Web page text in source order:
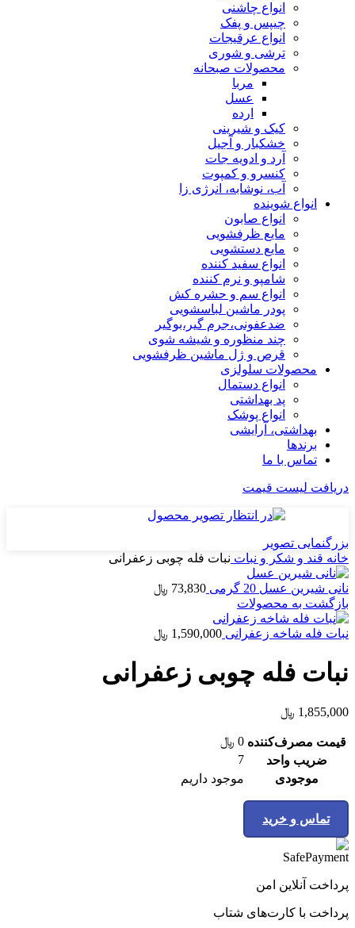
انواع چاشنی
چیپس و پفک
انواع عرقیجات
ترشی و شوری
محصولات صبحانه
مربا
عسل
ارده
کیک و شیرینی
خشکبار و آجیل
آرد و ادویه جات
کنسرو و کمپوت
آب، نوشابه، انرژی زا
انواع شوینده
انواع صابون
مایع ظرفشویی
مایع دستشویی
انواع سفید کننده
شامپو و نرم کننده
انواع سم و حشره کش
پودر ماشین لباسشویی
ضدعفونی،جرم گیر،بوگیر
چند منظوره و شیشه شوی
قرص و ژل ماشین ظرفشویی
محصولات سلولزی
انواع دستمال
پد بهداشتی
انواع پوشک
بهداشتی، آرایشی
برندها
تماس با ما
دریافت لیست قیمت
بزرگنمایی تصویر
خانه قند و شکر و نبات نبات فله چوبی زعفرانی
نانی شیرین عسل 20 گرمی 73,830 ﷼
بازگشت به محصولات
نبات فله شاخه زعفرانی 1,590,000 ﷼
نبات فله چوبی زعفرانی
1,855,000 ﷼
قیمت مصرف‌کننده 0 ﷼
ضریب واحد
7
موجودی
موجود داریم
تماس و خرید
پرداخت آنلاین امن
پرداخت با کارت‌های شتاب